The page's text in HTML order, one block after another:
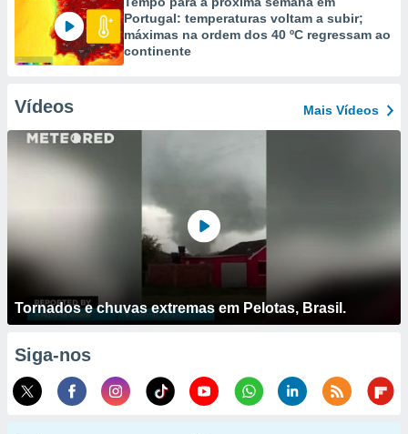
Portugal: temperaturas voltam a subir;
máximas na ordem dos 40 ºC regressam ao
continente
Vídeos Mais Vídeos
Tornados e chuvas extremas em Pelotas, Brasil.
Siga-nos